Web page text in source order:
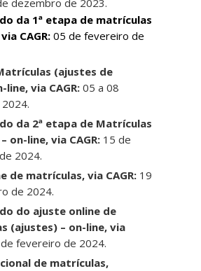
dezembro de 2023.
da 1ª etapa de matrículas
CAGR:05 de fevereiro de
(ajustes de
line, via CAGR:05 a 08
da 2ª etapa de Matrículas
on-line, via CAGR: 15 de
2024.
de matrículas, via CAGR: 19
de 2024.
do ajuste online de
(ajustes) – on-line, via
fevereiro de 2024.
de matrículas,